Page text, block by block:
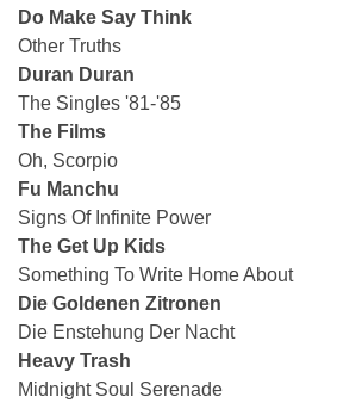
Do Make Say Think
Other Truths
Duran Duran
The Singles '81-'85
The Films
Oh, Scorpio
Fu Manchu
Signs Of Infinite Power
The Get Up Kids
Something To Write Home About
Die Goldenen Zitronen
Die Enstehung Der Nacht
Heavy Trash
Midnight Soul Serenade